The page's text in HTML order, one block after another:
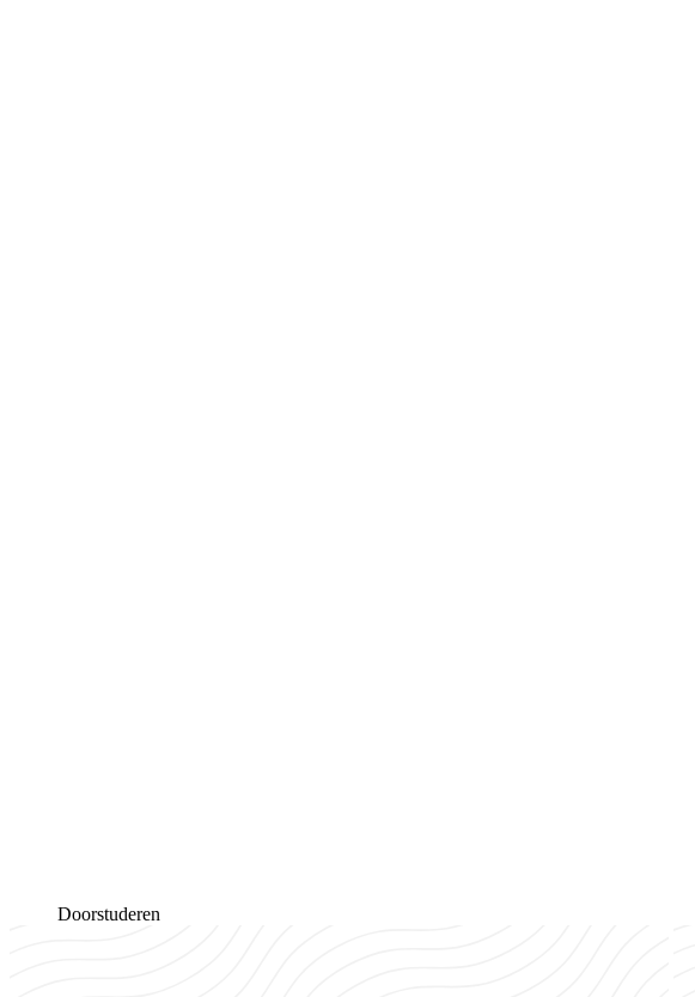
Doorstuderen